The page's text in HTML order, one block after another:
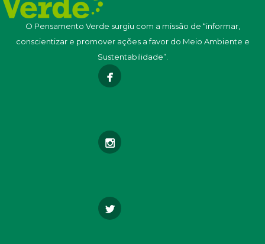
O Pensamento Verde surgiu com a missão de “informar,
conscientizar e promover ações a favor do Meio Ambiente e
Sustentabilidade”.